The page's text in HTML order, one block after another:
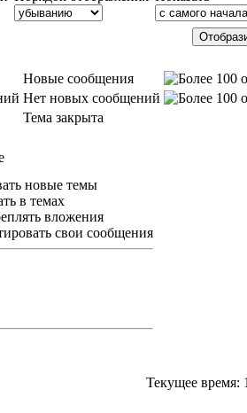
Новые сообщения
Нет новых сообщений
Тема закрыта
новые темы
в темах
вложения
свои сообщения
Текущее время: